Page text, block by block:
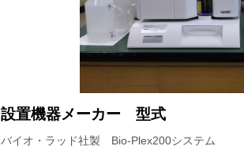
設置機器メーカー 型式
バイオ・ラッド社製 Bio-Plex200システム